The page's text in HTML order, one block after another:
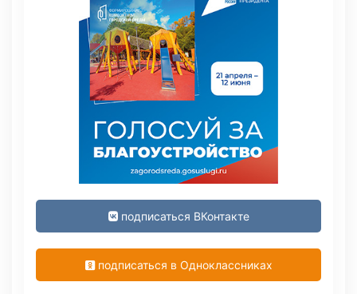
подписаться ВКонтакте
подписаться в Одноклассниках